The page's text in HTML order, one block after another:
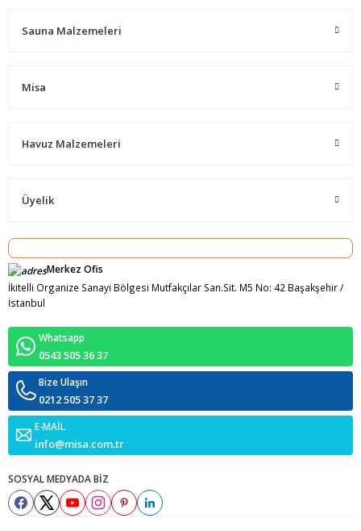
Sauna Malzemeleri
Misa
Havuz Malzemeleri
Üyelik
Merkez Ofis
İkitelli Organize Sanayi Bölgesi Mutfakçılar San.Sit. M5 No: 42 Başakşehir /
İstanbul
Whatsapp
0543 505 36 37
Bize Ulaşın
0212 505 37 37
E-MAİL
info@misa.com.tr
SOSYAL MEDYADA BİZ